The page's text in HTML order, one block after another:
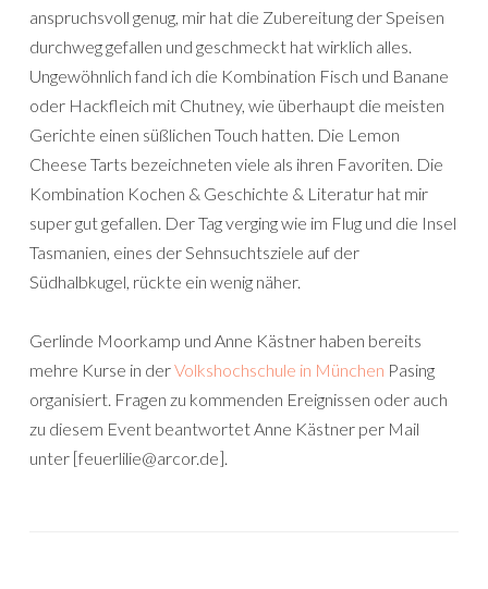
anspruchsvoll genug, mir hat die Zubereitung der Speisen
durchweg gefallen und geschmeckt hat wirklich alles.
Ungewöhnlich fand ich die Kombination Fisch und Banane
oder Hackfleich mit Chutney, wie überhaupt die meisten
Gerichte einen süßlichen Touch hatten. Die Lemon
Cheese Tarts bezeichneten viele als ihren Favoriten. Die
Kombination Kochen & Geschichte & Literatur hat mir
super gut gefallen. Der Tag verging wie im Flug und die Insel
Tasmanien, eines der Sehnsuchtsziele auf der
Südhalbkugel, rückte ein wenig näher.
Gerlinde Moorkamp und Anne Kästner haben bereits
mehre Kurse in derVolkshochschule in München Pasing
organisiert. Fragen zu kommenden Ereignissen oder auch
zu diesem Event beantwortet Anne Kästner per Mail
unter [feuerlilie@arcor.de].